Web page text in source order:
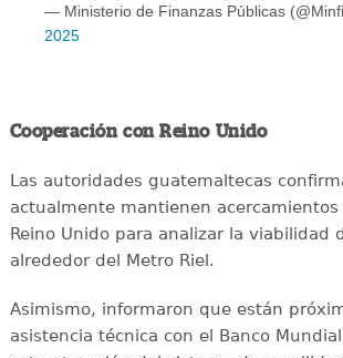
— Ministerio de Finanzas Públicas
2025
Cooperación con Reino Unido
Las autoridades guatemaltecas
actualmente mantienen acercamientos
Reino Unido para analizar la viabilidad
alrededor del Metro Riel.
Asimismo, informaron que están
asistencia técnica con el Banco